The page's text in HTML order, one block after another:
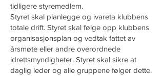
tidligere styremedlem.
Styret skal planlegge og ivareta klubbens
totale drift. Styret skal følge opp klubbens
organisasjonsplan og vedtak fattet av
årsmøte eller andre overordnede
idrettsmyndigheter. Styret skal sikre at
daglig leder og alle gruppene følger dette.